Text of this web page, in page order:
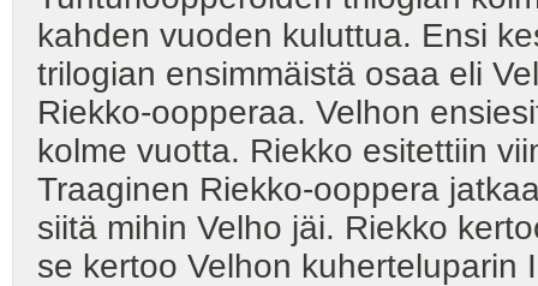
kahden vuoden kuluttua. Ensi
trilogian ensimmäistä osaa eli
Riekko-oopperaa. Velhon
kolme vuotta. Riekko esitettiin
Traaginen Riekko-ooppera
siitä mihin Velho jäi. Riekko
se kertoo Velhon kuherteluparin